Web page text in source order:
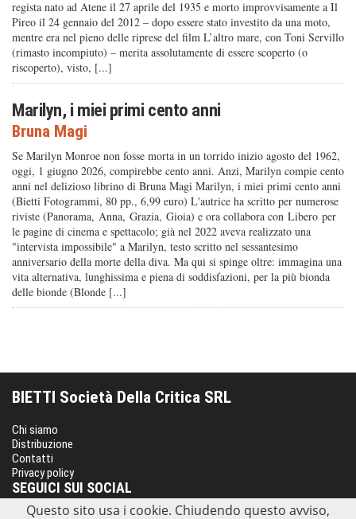
regista nato ad Atene il 27 aprile del 1935 e morto improvvisamente a Il
Pireo il 24 gennaio del 2012 – dopo essere stato investito da una moto,
mentre era nel pieno delle riprese del film L’altro mare, con Toni Servillo
(rimasto incompiuto) – merita assolutamente di essere scoperto (o
riscoperto), visto, [...]
Marilyn, i miei primi cento anni
Bruna Magi
Se Marilyn Monroe non fosse morta in un torrido inizio agosto del 1962,
oggi, 1 giugno 2026, compirebbe cento anni. Anzi, Marilyn compie cento
anni nel delizioso librino di Bruna Magi Marilyn, i miei primi cento anni
(Bietti Fotogrammi, 80 pp., 6,99 euro) L'autrice ha scritto per numerose
riviste (Panorama, Anna, Grazia, Gioia) e ora collabora con Libero per
le pagine di cinema e spettacolo; già nel 2022 aveva realizzato una
"intervista impossibile" a Marilyn, testo scritto nel sessantesimo
anniversario della morte della diva. Ma qui si spinge oltre: immagina una
vita alternativa, lunghissima e piena di soddisfazioni, per la più bionda
delle bionde (Blonde [...]
BIETTI Società Della Critica SRL
Chi siamo
Distribuzione
Contatti
Privacy policy
SEGUICI SUI SOCIAL
Questo sito usa i cookie. Chiudendo questo avviso,